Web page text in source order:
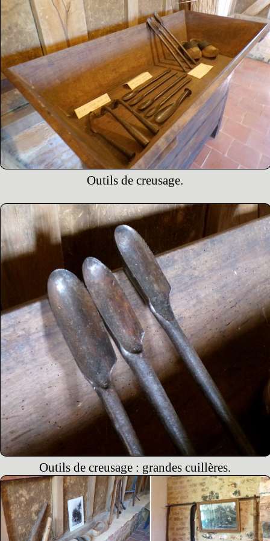
Outils de creusage.
Outils de creusage : grandes cuillères.